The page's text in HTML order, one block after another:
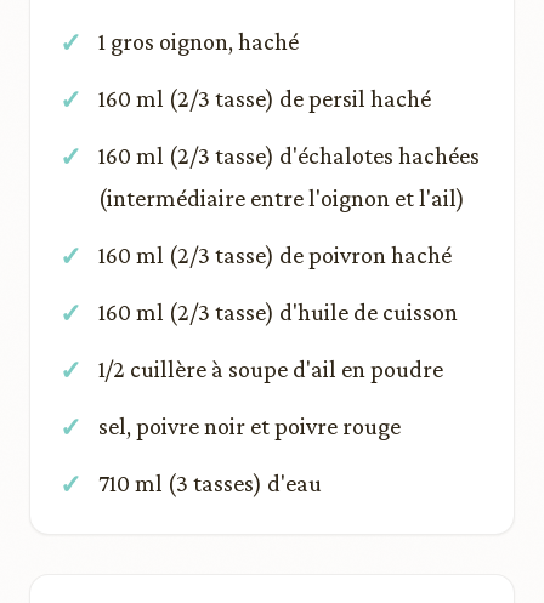
1 gros oignon, haché
160 ml (2/3 tasse) de persil haché
160 ml (2/3 tasse) d'échalotes hachées
(intermédiaire entre l'oignon et l'ail)
160 ml (2/3 tasse) de poivron haché
160 ml (2/3 tasse) d'huile de cuisson
1/2 cuillère à soupe d'ail en poudre
sel, poivre noir et poivre rouge
710 ml (3 tasses) d'eau